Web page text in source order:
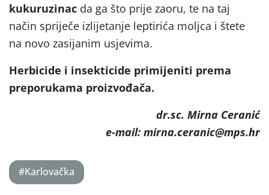
kukuruzinac da ga što prije zaoru, te na taj
način spriječe izlijetanje leptirića moljca i štete
na novo zasijanim usjevima.
Herbicide i insekticide primijeniti prema
preporukama proizvođača.
dr.sc. Mirna Ceranić
e-mail: mirna.ceranic@mps.hr
#Karlovačka